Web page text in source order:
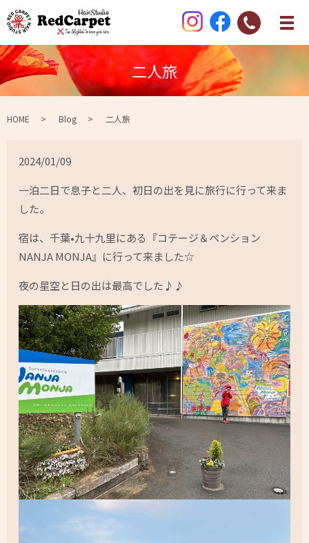
二人旅
HOME Blog 二人旅
2024/01/09
一泊二日で息子と二人、初日の出を見に旅行に行って来ま
した。
宿は、千葉•九十九里にある『コテージ＆ペンション
NANJA MONJA』に行って来ました☆
夜の星空と日の出は最高でした♪♪